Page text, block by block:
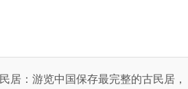
居：游览中国保存最完整的古民居，